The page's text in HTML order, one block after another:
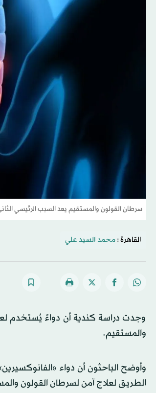
سرطان القولون والمستقيم يعد السبب الرئيسي
القاهرة : محمد السيد علي
وجدت دراسة كندية أن دواءً يُستخدم
والمستقيم.
وأوضح الباحثون أن دواء
الطريق لعلاج آمن لسرطان القولون